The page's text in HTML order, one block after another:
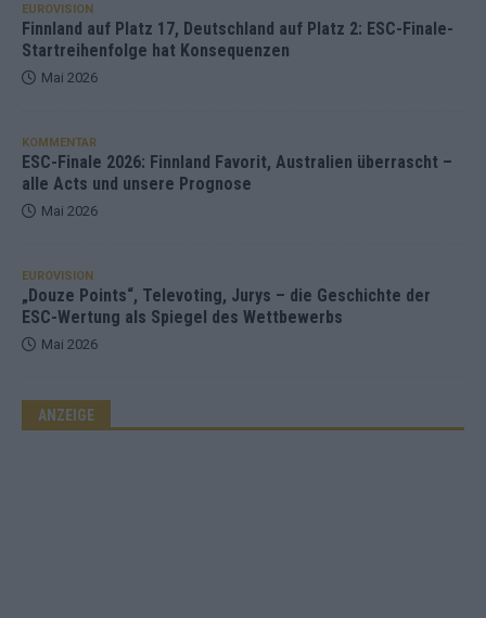
EUROVISION
Finnland auf Platz 17, Deutschland auf Platz 2: ESC-Finale-
Startreihenfolge hat Konsequenzen
Mai 2026
KOMMENTAR
ESC-Finale 2026: Finnland Favorit, Australien überrascht –
alle Acts und unsere Prognose
Mai 2026
EUROVISION
„Douze Points“, Televoting, Jurys – die Geschichte der
ESC-Wertung als Spiegel des Wettbewerbs
Mai 2026
ANZEIGE